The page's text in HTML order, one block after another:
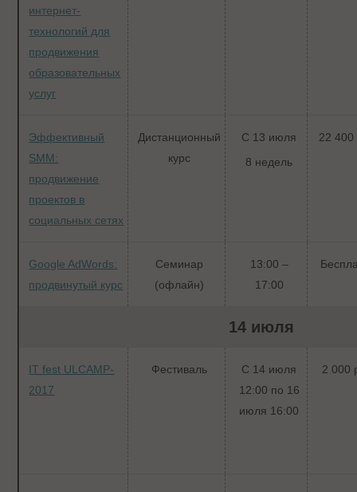
интернет-
технологий для
продвижения
образовательных
услуг
Эффективный
SMM:
продвижение
проектов в
социальных сетях
Дистанционный
курс
С 13 июля
8 недель
22 400
Google AdWords:
продвинутый курс
Семинар
(офлайн)
13:00 –
17:00
14 июля
IT fest ULCAMP-
2017
Фестиваль
С 14 июля
12:00 по 16
июля 16:00
2 000